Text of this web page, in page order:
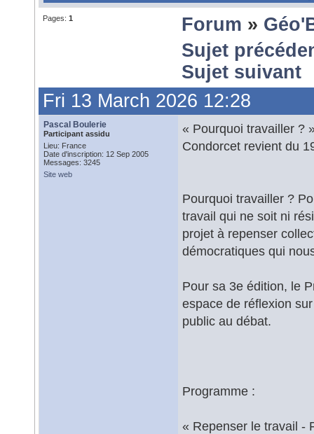
Pages: 1 Forum »
Sujet
Sujet suivant
Fri 13 March 2026 12:28
Pascal Boulerie
Participant assidu
Lieu: France
Date d'inscription: 12 Sep 2005
Messages: 3245
Site web
« Pourquoi travailler ?
Condorcet revient du
Pourquoi travailler ?
travail qui ne soit ni
projet à repenser
démocratiques qui
Pour sa 3e édition, le
espace de réflexion
public au débat.
Programme :
« Repenser le travail -